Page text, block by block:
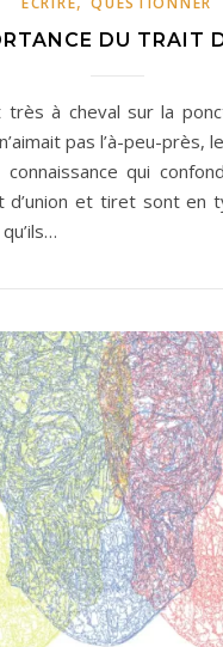
DU TRAIT
pas l’à-peu-près,
connaissance qui
d’union et tiret sont en